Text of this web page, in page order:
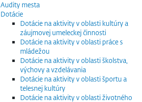
Audity mesta
Dotácie
Dotácie na aktivity v oblasti kultúry a
záujmovej umeleckej činnosti
Dotácie na aktivity v oblasti práce s
mládežou
Dotácie na aktivity v oblasti školstva,
výchovy a vzdelávania
Dotácie na aktivity v oblasti športu a
telesnej kultúry
Dotácie na aktivity v oblasti životného